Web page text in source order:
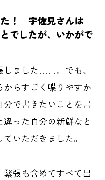
！ 宇佐見さんは
でしたが、いかがで
しました……。でも、
らすごく喋りやすか
分で書きたいことを書
った自分の新鮮なと
いただきました。
張も含めてすべて出